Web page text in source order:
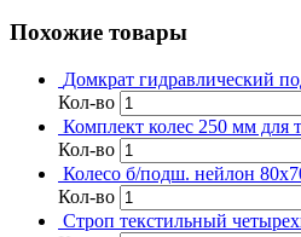
Похожие товары
Домкрат гидравлический
Кол-во
Комплект колес 250 мм
Кол-во
Колесо б/подш. нейлон
Кол-во
Строп текстильный